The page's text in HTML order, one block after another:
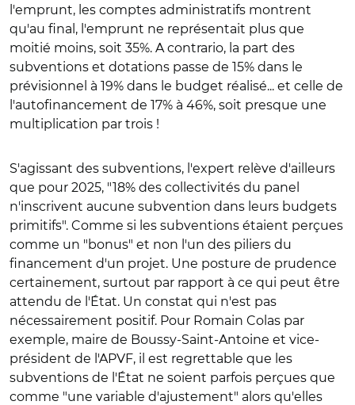
l'emprunt, les comptes administratifs montrent
qu'au final, l'emprunt ne représentait plus que
moitié moins, soit 35%. A contrario, la part des
subventions et dotations passe de 15% dans le
prévisionnel à 19% dans le budget réalisé... et celle de
l'autofinancement de 17% à 46%, soit presque une
multiplication par trois !
S'agissant des subventions, l'expert relève d'ailleurs
que pour 2025, "18% des collectivités du panel
n'inscrivent aucune subvention dans leurs budgets
primitifs". Comme si les subventions étaient perçues
comme un "bonus" et non l'un des piliers du
financement d'un projet. Une posture de prudence
certainement, surtout par rapport à ce qui peut être
attendu de l'État. Un constat qui n'est pas
nécessairement positif. Pour Romain Colas par
exemple, maire de Boussy-Saint-Antoine et vice-
président de l'APVF, il est regrettable que les
subventions de l'État ne soient parfois perçues que
comme "une variable d'ajustement" alors qu'elles